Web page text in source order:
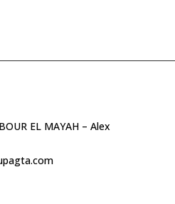
EL MAYAH – Alex